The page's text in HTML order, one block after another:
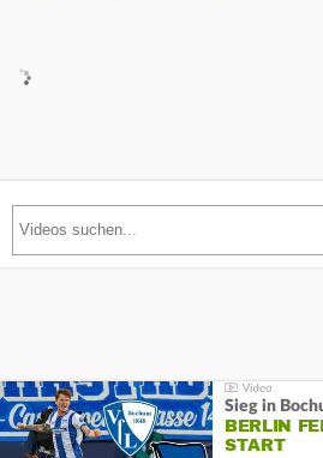
Sieg in
BERLIN
START